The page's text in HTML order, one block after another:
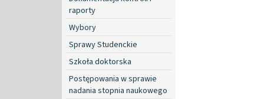
raporty
Wybory
Sprawy Studenckie
Szkoła doktorska
Postępowania w sprawie
nadania stopnia naukowego